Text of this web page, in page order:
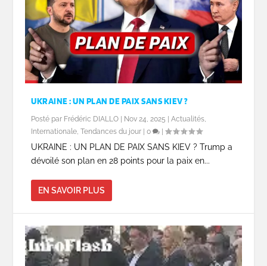
UKRAINE : UN PLAN DE PAIX SANS KIEV ?
Posté par Frédéric DIALLO Nov 24, 2025 |Actualités,
Internationale,Tendances du jour |0 |
UKRAINE : UN PLAN DE PAIX SANS KIEV ? Trump a
dévoilé son plan en 28 points pour la paix en...
EN SAVOIR PLUS